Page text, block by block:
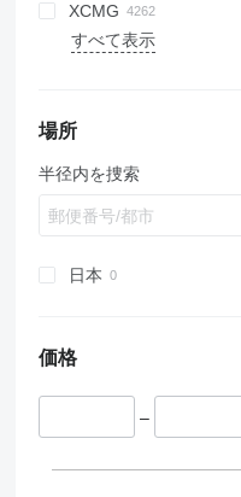
BW
MPH
721
770
CX
SR
SV
W-series
226
236
302
303
304
305
314
LP
PL
G5000
V-series
HC
HD
Star
5CX
16C-1
220X
225
403
406
437
600
660
1250
1350
1930
1932
4069
SK
WA
Allrad
KL
KX-series
M-series
SR
SS
L-series
LB
LTC
LTF
LTM
LTR
920E
922
LG
LTC
ZL
TGM
TGS
MT
TJ
12
714
Arocs
Atego
Unimog
E-series
L-series
N-series
MH
RH
HD
IGO
SP
Kerax
Master
L-Series
LG
816
919
DP
DX
QY
SAC
SY
R-series
2024
2028
3650
8620 T
630
730
835
5500
S series
SE
S-series
SF
SM
SK
LS
SH
SWL
GR
GT
TL
T-series
AC
RC
S-series
T-series
BL
BLC
EW
EWR
FL
FM
AB
MT
6003
BS
RD
RT
WL
DPU
ET
CR
SRV
1140
1160
4080
T-series
WG
AR
AW
KMA
SP
XCMG
GR
QY
RP
WZ
XC
XS
B-series
ZM
ZL
HBT
ZS
ZT
H
すべて表示
場所
半径内を捜索
日本
価格
–